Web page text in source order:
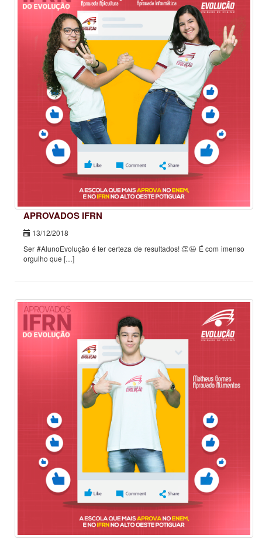
APROVADOS IFRN
13/12/2018
Ser #AlunoEvolução é ter certeza de resultados! 👏😉 É com imenso
orgulho que […]